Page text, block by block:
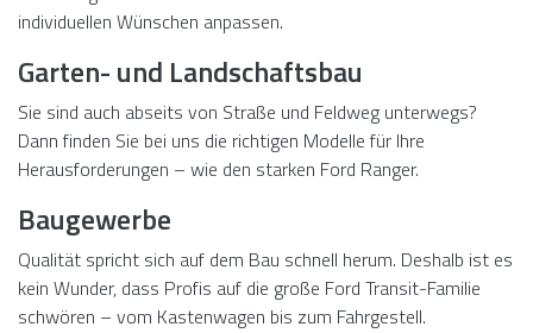
individuellen Wünschen anpassen.
Garten- und Landschaftsbau
Sie sind auch abseits von Straße und Feldweg unterwegs?
Dann finden Sie bei uns die richtigen Modelle für Ihre
Herausforderungen – wie den starken Ford Ranger.
Baugewerbe
Qualität spricht sich auf dem Bau schnell herum. Deshalb ist es
kein Wunder, dass Profis auf die große Ford Transit-Familie
schwören – vom Kastenwagen bis zum Fahrgestell.